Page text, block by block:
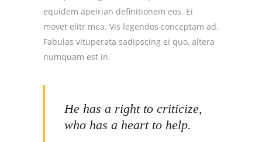
equidem apeirian definitionem eos. Ei
movet elitr mea. Vis legendos conceptam ad.
Fabulas vituperata sadipscing ei quo, altera
numquam est in.
He has a right to criticize,
who has a heart to help.